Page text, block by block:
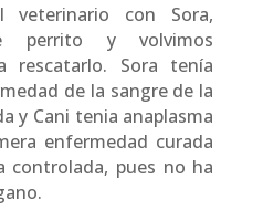
veterinario con Sora,
perrito y volvimos
rescatarlo. Sora tenía
de la sangre de la
y Cani tenia anaplasma
enfermedad curada
controlada, pues no ha